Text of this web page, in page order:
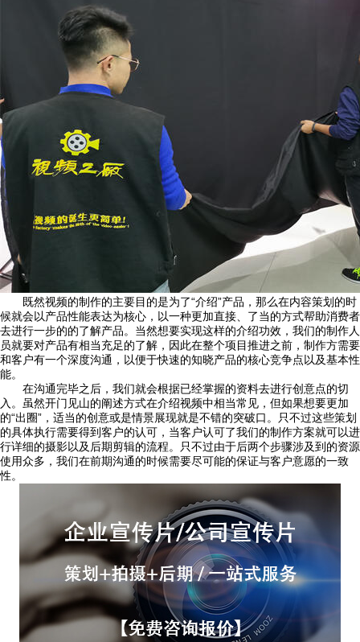
既然视频的制作的主要目的是为了“介绍”产品，那么在内容策划的时
候就会以产品性能表达为核心，以一种更加直接、了当的方式帮助消费者
去进行一步的的了解产品。当然想要实现这样的介绍功效，我们的制作人
员就要对产品有相当充足的了解，因此在整个项目推进之前，制作方需要
和客户有一个深度沟通，以便于快速的知晓产品的核心竞争点以及基本性
能。
在沟通完毕之后，我们就会根据已经掌握的资料去进行创意点的切
入。虽然开门见山的阐述方式在介绍视频中相当常见，但如果想要更加
的“出圈”，适当的创意或是情景展现就是不错的突破口。只不过这些策划
的具体执行需要得到客户的认可，当客户认可了我们的制作方案就可以进
行详细的摄影以及后期剪辑的流程。只不过由于后两个步骤涉及到的资源
使用众多，我们在前期沟通的时候需要尽可能的保证与客户意愿的一致
性。